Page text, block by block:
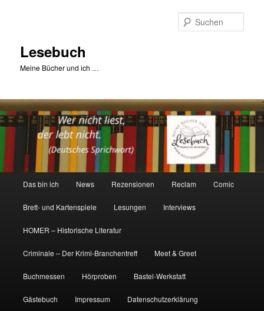
Lesebuch
Meine Bücher und ich …
Das bin ich News Rezensionen Reclam Comic
Brett- und Kartenspiele Lesungen Interviews
HOMER – Historische Literatur
Criminale – Der Krimi-Branchentreff Meet & Greet
Buchmessen Hörproben Bastel-Werkstatt
Gästebuch Impressum Datenschutzerklärung